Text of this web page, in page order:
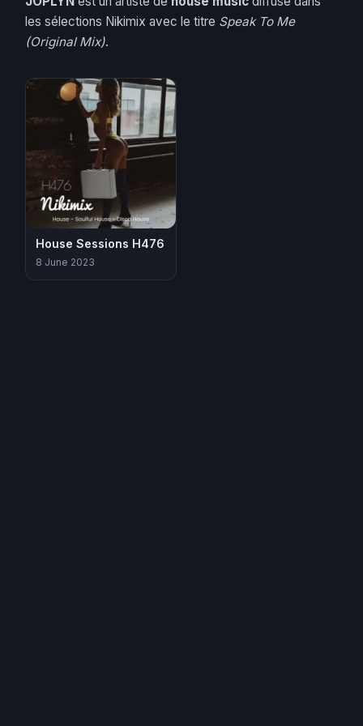
les sélections Nikimix avec le titre Speak To Me
(Original Mix).
House Sessions H476
8 June 2023